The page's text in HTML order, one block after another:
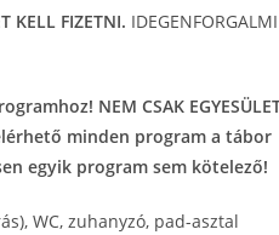
KELL FIZETNI. IDEGENFORGALMI
NEM CSAK
elérhető minden program a tábor
egyik program sem kötelező!
WC, zuhanyzó, pad-asztal